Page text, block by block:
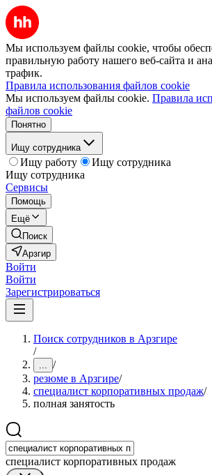
Мы используем файлы cookie, чтобы
правильную работу нашего веб-сайта и
трафик.
Правила использования файлов cookie
Мы используем файлы cookie. Правила
файлов cookie
Понятно
Ищу сотрудника
Ищу работу
Ищу сотрудника
Ищу сотрудника
Сервисы
Помощь
Ещё
Поиск
Арзгир
Войти
Войти
Зарегистрироваться
Поиск сотрудников в Арзгире
/
... /
резюме в Арзгире/
специалист корпоративных продаж/
полная занятость
специалист корпоративных продаж